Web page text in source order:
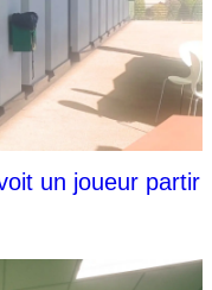
un joueur partir